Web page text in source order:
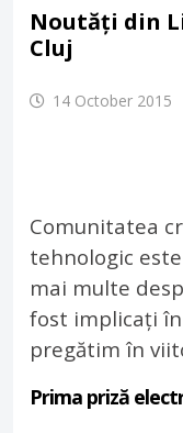
Noutăți din
Cluj
14 October 2015
Comunitatea
tehnologic
mai multe
fost implicați
pregătim în
Prima priză